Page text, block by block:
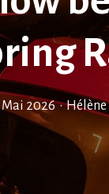
Mai 2026 •